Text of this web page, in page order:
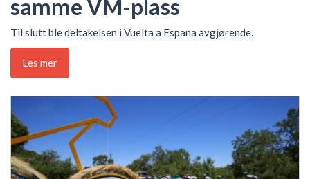
samme VM-plass
Til slutt ble deltakelsen i Vuelta a Espana avgjørende.
Les mer